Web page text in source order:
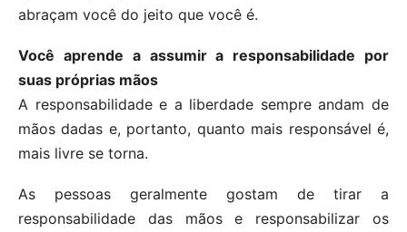
abraçam você do jeito que você é.
Você aprende a assumir a responsabilidade por
suas próprias mãos
A responsabilidade e a liberdade sempre andam de
mãos dadas e, portanto, quanto mais responsável é,
mais livre se torna.
As pessoas geralmente gostam de tirar a
responsabilidade das mãos e responsabilizar os